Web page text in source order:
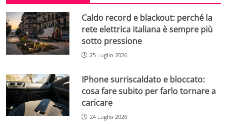
Caldo record e blackout: perché la
rete elettrica italiana è sempre più
sotto pressione
25 Luglio 2026
IPhone surriscaldato e bloccato:
cosa fare subito per farlo tornare a
caricare
24 Luglio 2026